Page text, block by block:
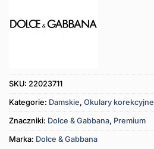
SKU: 22023711
Kategorie: Damskie, Okulary korekcyjne
Znaczniki: Dolce & Gabbana, Premium
Marka: Dolce & Gabbana